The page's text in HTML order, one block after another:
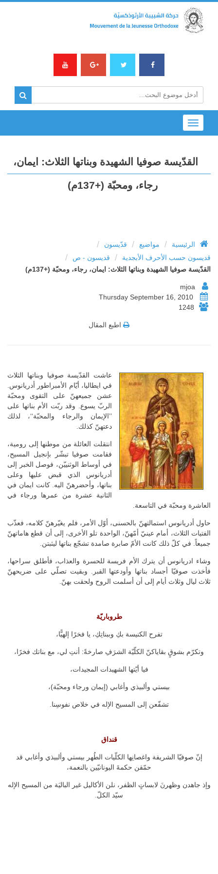
Toggle
navigation
القدّيسة صوفيا الشهيدة وبناتها الثلاث: ايمان،
رجاء، ومحبّة (+137م)
الرئيسية / مواضيع / قدّيسون /
قديسون حسب الأحرف الأبجدية / قديسون - ص /
القدّيسة صوفيا الشهيدة وبناتها الثلاث: ايمان، رجاء، ومحبّة (+137م)
1248
اطبع المقال
عاشت القدّيسة صوفيا وبناتها الثلاث
في ايطاليا، أيّام الأمبراطور أدريانوس.
عشن جميعهنّ على التقوى ومحبّة
الربّ يسوع. وقد ربّت الأم بناتها على
’’الإيمان والرجاء والمحبّة‘‘، لذلك
دعتهنّ كذلك.
انتقلت العائلة من موطنها إلى رومية،
فقامت صوفيا تبشّر بإنجيل المسيح،
في أوساط الوثنييّن، فوصل الخبر إلى
أدريانوس الذي قبض عليها وعلى
بناتها، وأحضرهنّ اليه. كانت ايمان في
الثانية عشرة من عمرها ورجاء في
العاشرة ومحبّة في التاسعة.
حاول أدريانوس استمالتهنّ بالحسنى، أوّل الأمر، فلم يغيّرهنّ كلامه، فعذّب
الفتيات الثلاث، أمام عينيّ أمّهنّ، الواحدة تلو الأخرى، إلى أن قطع هاماتهنّ
جميعاً. في كلّ ذلك كانت الأمّ صابرة صامدة تشجّع بناتها ليثبتن.
وشاء ادريانوس أن يترك الأم فريسة للحسرة والعذاب، فأطلق سراحها،
فأخذت صوفيّا أجساد بناتها وأودعتها القبر. وبقيت تصلّي على ضريحهنّ
ثلاث ليال وثلاث أيام إلى أن أسلمت الروح ولحقت بهنّ.
طروباريّة
تفرح الكنيسة بكِ وببناتِكِ، يا فخرًا إلهيًّا،
وتكرّم بشوقٍ بقاياكنّ الكلّيّة الشرَفِ صارخةً: أنتِ لي، مع بناتك فخرًا،
فيا أيّتها الشهيدات المجيدات،
بيستي وألبيذي وأغابي (إيمان ورجاء ومحبّة)،
تشفّعن إلى المسيح الإله في خلاص نفوسِنا.
قنداق
إنّ صوفيّا الشريفة واغصانِها الكلّيات الطُهر بيستي وألبيذي وأغابي قد
حمّقن حكمةَ اليونانيّين بالنعمة،
وإذ جاهدن وظهرنَ لابساتٍ الظفر، نلن الأكاليل غير الباليَة من المسيح الإله
سيّد الكلّ.